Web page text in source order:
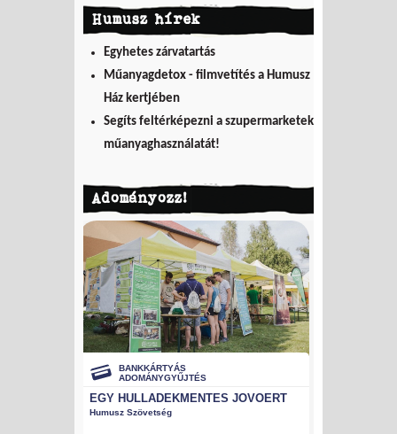
Humusz hírek
Egyhetes zárvatartás
Műanyagdetox - filmvetítés a Humusz
Ház kertjében
Segíts feltérképezni a szupermarketek
műanyaghasználatát!
Adományozz!